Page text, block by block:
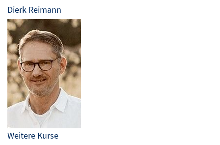
Dierk Reimann
Weitere Kurse